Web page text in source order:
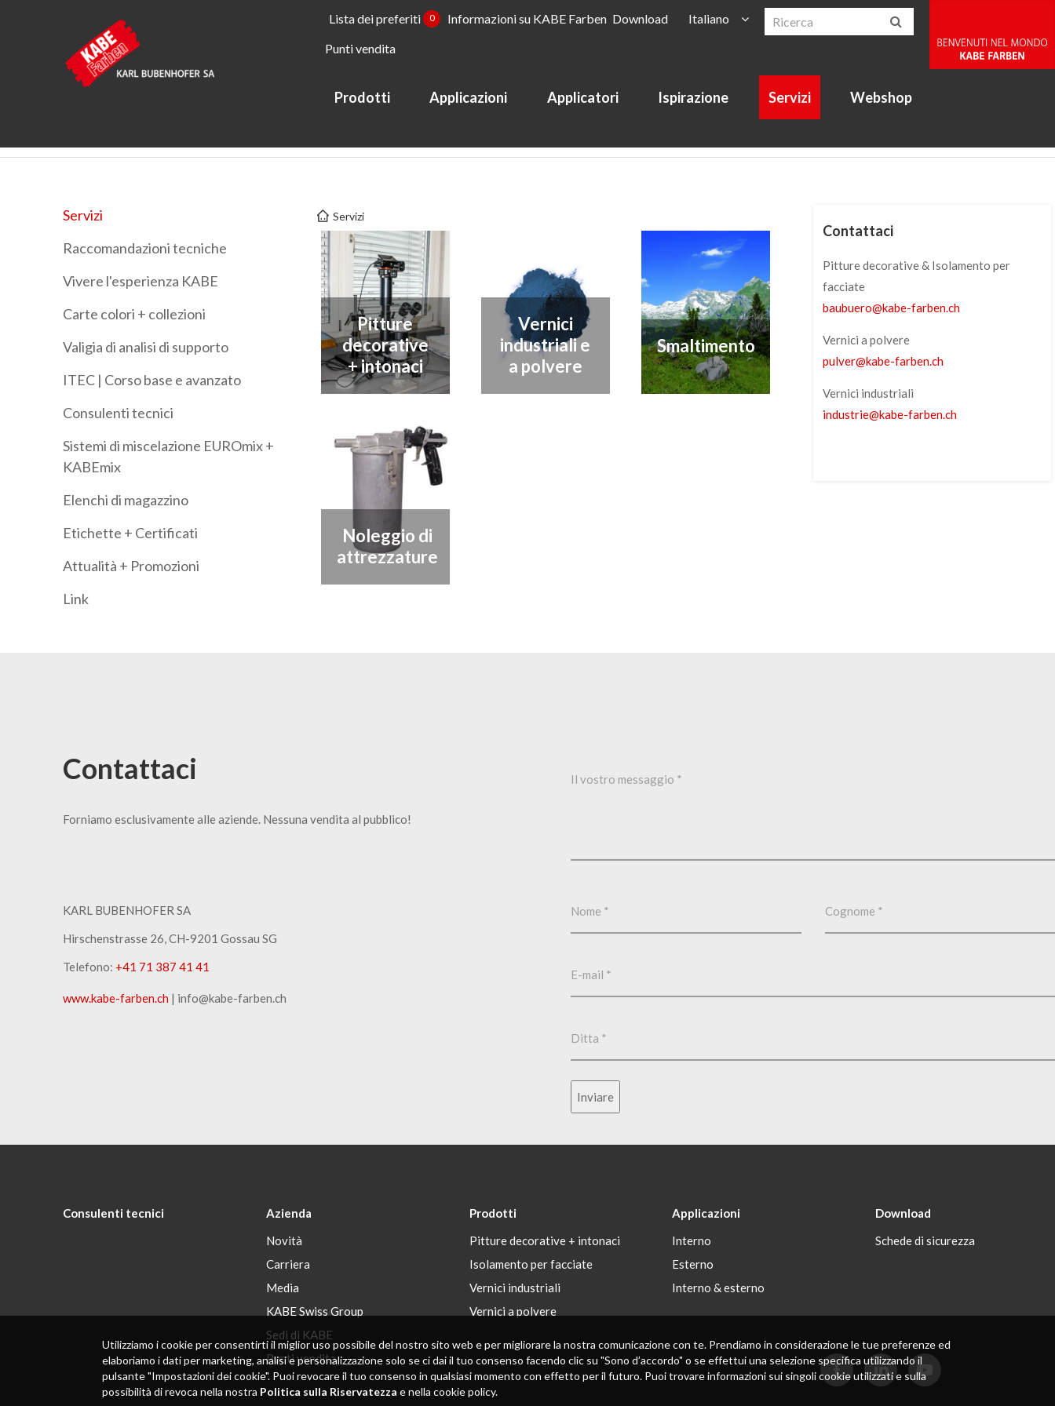
Lista dei preferiti 0 Informazioni su KABE Farben Download
Punti vendita
Italiano
Prodotti Applicazioni Applicatori Ispirazione Servizi Webshop
Servizi
Raccomandazioni tecniche
Vivere l'esperienza KABE
Carte colori + collezioni
Valigia di analisi di supporto
ITEC | Corso base e avanzato
Consulenti tecnici
Sistemi di miscelazione EUROmix +
KABEmix
Elenchi di magazzino
Etichette + Certificati
Attualità + Promozioni
Link
Servizi
Pitture
decorative
+ intonaci
Vernici
industriali e
a polvere
Smaltimento
Noleggio di
attrezzature
Contattaci
Pitture decorative & Isolamento per
facciate
baubuero@kabe-farben.ch
Vernici a polvere
pulver@kabe-farben.ch
Vernici industriali
industrie@kabe-farben.ch
Contattaci
Forniamo esclusivamente alle aziende. Nessuna vendita al pubblico!
KARL BUBENHOFER SA
Hirschenstrasse 26, CH-9201 Gossau SG
Telefono: +41 71 387 41 41
www.kabe-farben.ch | info@kabe-farben.ch
Inviare
Consulenti tecnici
Azienda
Novità
Carriera
Media
KABE Swiss Group
Sedi di KABE
Punti vendita
Prodotti
Pitture decorative + intonaci
Isolamento per facciate
Vernici industriali
Vernici a polvere
Applicazioni
Interno
Esterno
Interno & esterno
Download
Schede di sicurezza
Utilizziamo i cookie per consentirti il ​​miglior uso possibile del nostro sito web e per migliorare la nostra comunicazione con te. Prendiamo in considerazione le tue preferenze ed
elaboriamo i dati per marketing, analisi e personalizzazione solo se ci dai il tuo consenso facendo clic su "Sono d’accordo" o se effettui una selezione specifica utilizzando il
pulsante "Impostazioni dei cookie". Puoi revocare il tuo consenso in qualsiasi momento con effetto per il futuro. Puoi trovare informazioni sui singoli cookie utilizzati e sulla
possibilità di revoca nella nostra Politica sulla Riservatezza e nella cookie policy.